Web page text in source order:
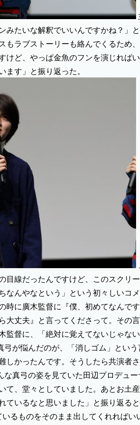
みたいな解釈でいいんですかね？」
もラブストーリーも絡んでくるため
けど、やっぱ金魚のフンを演じれば
ます」と振り返った。
目線だったんですけど、このスクリ
なんやなという」という初々しいコ
時に廣木監督に『僕、初めてなんで
大丈夫』と言ってくださって。その
監督に、「絶対に覚えてないじゃな
弓が悩んだのが、「消しゴム」とい
しかったんです。そうしたら共演者
な真弓の姿を見ていた田辺プロデュ
て、堂々としていました。あとお土
ているなと思いました」と振り返る
るものをそのまま出してくれれば